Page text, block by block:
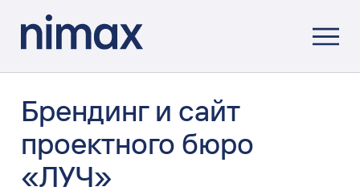
Брендинг и сайт
проектного бюро
«ЛУЧ»